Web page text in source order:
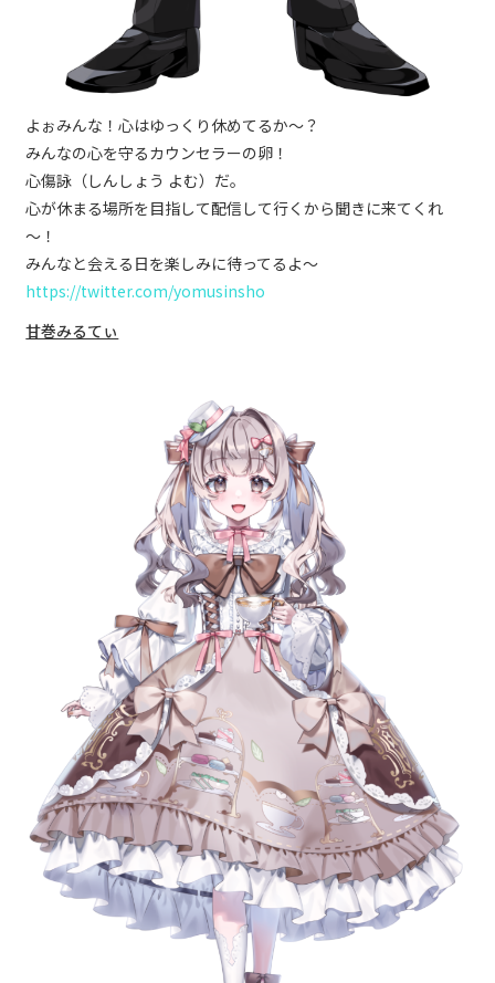
よぉみんな！心はゆっくり休めてるか～？
みんなの心を守るカウンセラーの卵！
心傷詠（しんしょう よむ）だ。
心が休まる場所を目指して配信して行くから聞きに来てくれ
～！
みんなと会える日を楽しみに待ってるよ～
https://twitter.com/yomusinsho
甘巻みるてぃ